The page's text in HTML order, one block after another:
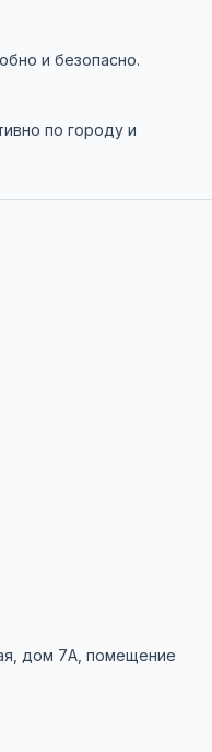
и безопасно.
по городу и
дом 7А, помещение